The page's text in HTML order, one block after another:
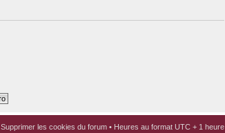
Supprimer les cookies du forum • Heures au format UTC + 1 heure